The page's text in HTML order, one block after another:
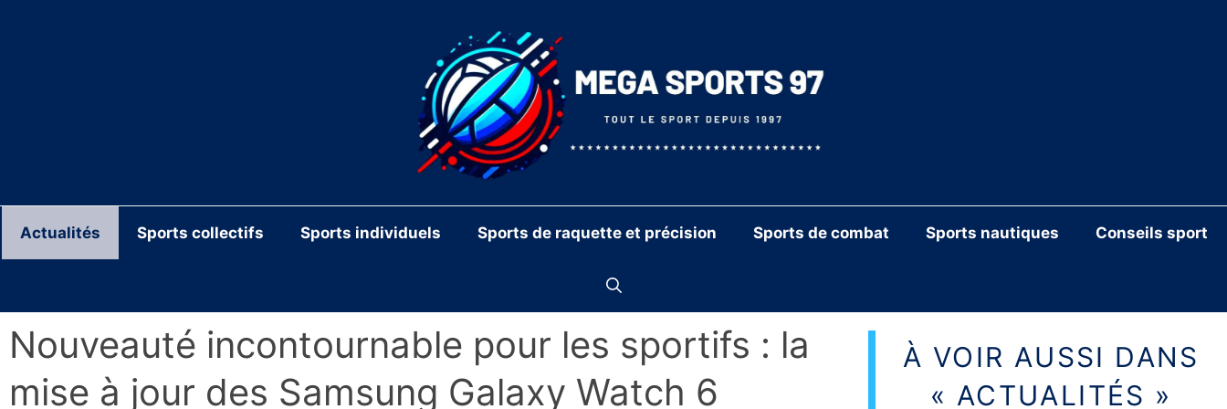
Actualités Sports collectifs Sports individuels Sports de raquette et précision Sports de combat Sports nautiques Conseils sport
Nouveauté incontournable pour les sportifs : la
mise à jour des Samsung Galaxy Watch 6
À VOIR AUSSI DANS
« ACTUALITÉS »